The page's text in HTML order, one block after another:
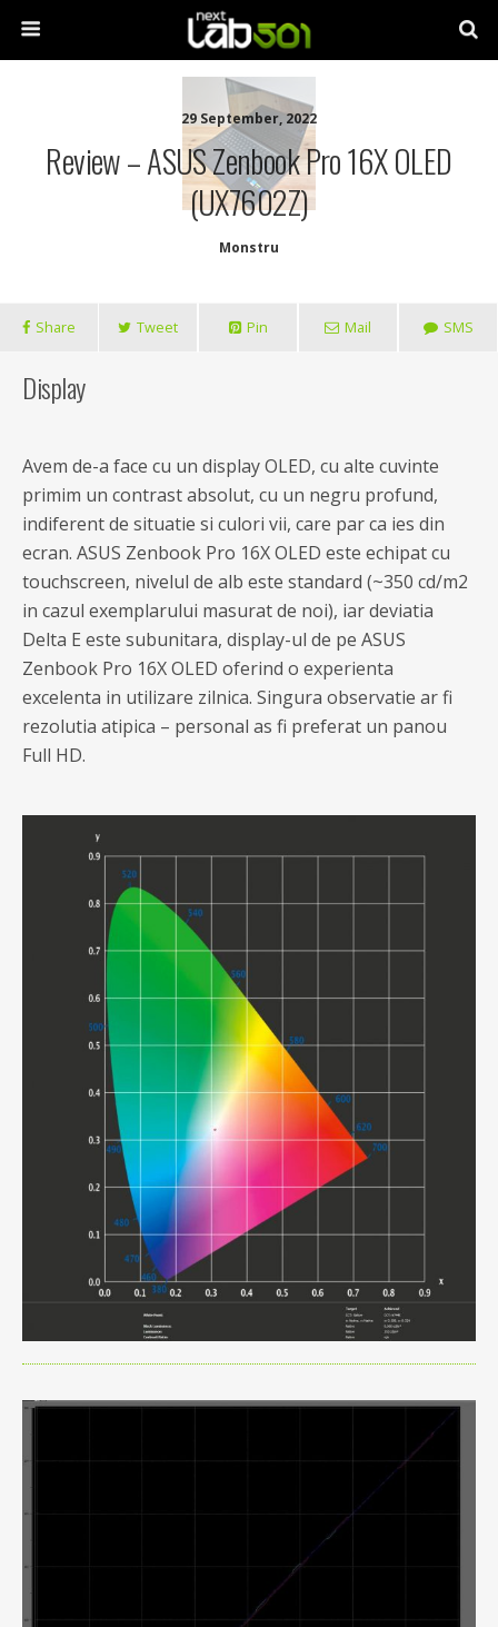
29 September, 2022
Review – ASUS Zenbook Pro 16X OLED
(UX7602Z)
Monstru
Share Tweet Pin Mail SMS
Display
Avem de-a face cu un display OLED, cu alte cuvinte
primim un contrast absolut, cu un negru profund,
indiferent de situatie si culori vii, care par ca ies din
ecran. ASUS Zenbook Pro 16X OLED este echipat cu
touchscreen, nivelul de alb este standard (~350 cd/m2
in cazul exemplarului masurat de noi), iar deviatia
Delta E este subunitara, display-ul de pe ASUS
Zenbook Pro 16X OLED oferind o experienta
excelenta in utilizare zilnica. Singura observatie ar fi
rezolutia atipica – personal as fi preferat un panou
Full HD.